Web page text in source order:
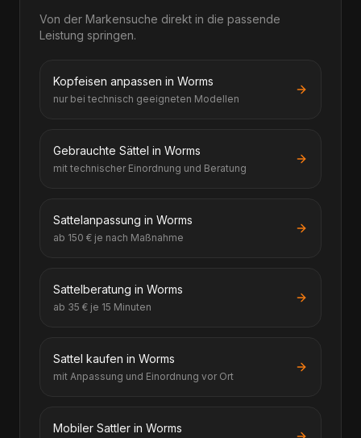
Von der Markensuche direkt in die passende
Leistung springen.
Kopfeisen anpassen in Worms
nur bei technisch geeigneten Modellen
Gebrauchte Sättel in Worms
mit technischer Einordnung und Beratung
Sattelanpassung in Worms
ab 150 € je nach Maßnahme
Sattelberatung in Worms
ab 35 € je 15 Minuten
Sattel kaufen in Worms
mit Anpassung und Einordnung vor Ort
Mobiler Sattler in Worms